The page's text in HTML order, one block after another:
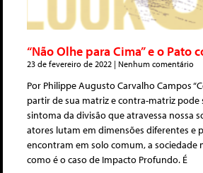
“Não Olhe para Cima” e o Pato
23 de fevereiro de 2022 Nenhum comentário
Por Philippe Augusto Carvalho Campos
partir de sua matriz e contra-matriz pode
sintoma da divisão que atravessa nossa
atores lutam em dimensões diferentes e
encontram em solo comum, a sociedade
como é o caso de Impacto Profundo. É